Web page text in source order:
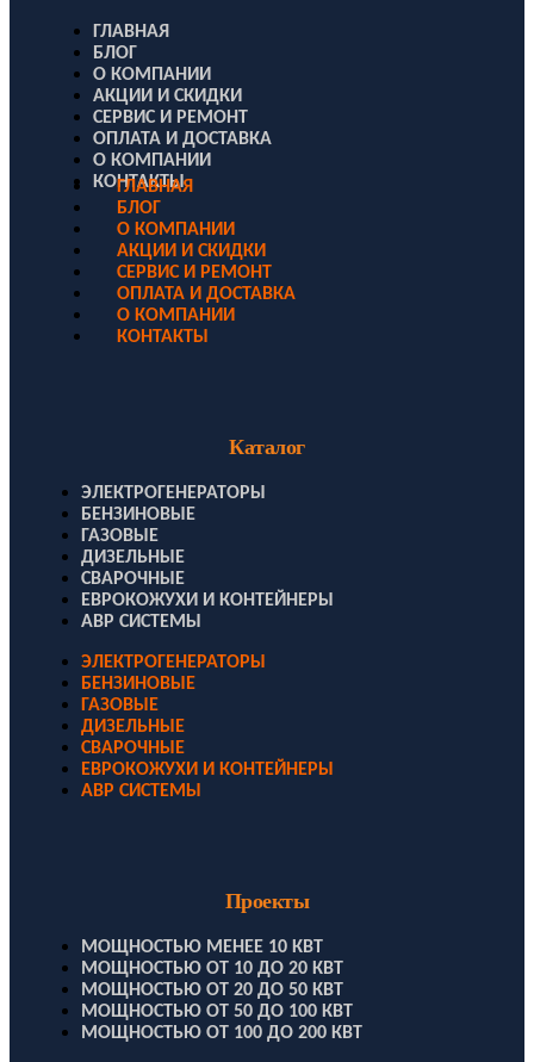
ГЛАВНАЯ
БЛОГ
О КОМПАНИИ
АКЦИИ И СКИДКИ
СЕРВИС И РЕМОНТ
ОПЛАТА И ДОСТАВКА
О КОМПАНИИ
КОНТАКТЫ
ГЛАВНАЯ
БЛОГ
О КОМПАНИИ
АКЦИИ И СКИДКИ
СЕРВИС И РЕМОНТ
ОПЛАТА И ДОСТАВКА
О КОМПАНИИ
КОНТАКТЫ
Каталог
ЭЛЕКТРОГЕНЕРАТОРЫ
БЕНЗИНОВЫЕ
ГАЗОВЫЕ
ДИЗЕЛЬНЫЕ
СВАРОЧНЫЕ
ЕВРОКОЖУХИ И КОНТЕЙНЕРЫ
АВР СИСТЕМЫ
ЭЛЕКТРОГЕНЕРАТОРЫ
БЕНЗИНОВЫЕ
ГАЗОВЫЕ
ДИЗЕЛЬНЫЕ
СВАРОЧНЫЕ
ЕВРОКОЖУХИ И КОНТЕЙНЕРЫ
АВР СИСТЕМЫ
Проекты
МОЩНОСТЬЮ МЕНЕЕ 10 КВТ
МОЩНОСТЬЮ ОТ 10 ДО 20 КВТ
МОЩНОСТЬЮ ОТ 20 ДО 50 КВТ
МОЩНОСТЬЮ ОТ 50 ДО 100 КВТ
МОЩНОСТЬЮ ОТ 100 ДО 200 КВТ